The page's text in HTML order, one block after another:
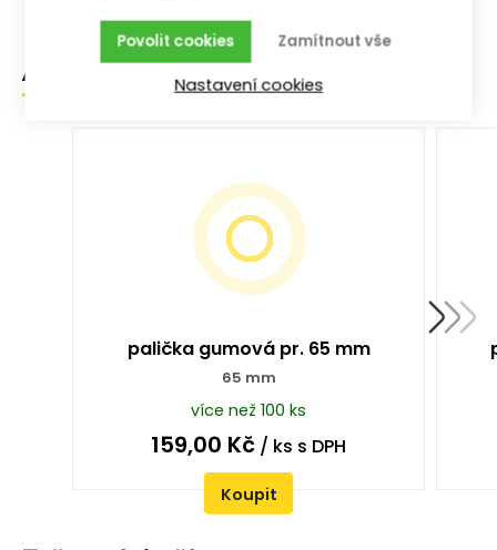
Alternativní zboží
palička gumová pr. 65 mm
65 mm
více než 100 ks
159,00 Kč / ks s DPH
Koupit
Zamítnout vše
Povolit cookies
Nastavení cookies